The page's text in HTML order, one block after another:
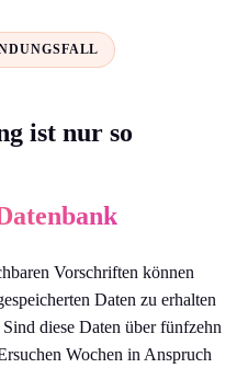
ist nur so
Vorschriften können
Daten zu erhalten
diese Daten über fünfzehn
Wochen in Anspruch